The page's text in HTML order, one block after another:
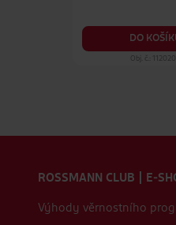
DO
Obj. č.:
ROSSMANN CLUB | E-
Výhody věrnostního